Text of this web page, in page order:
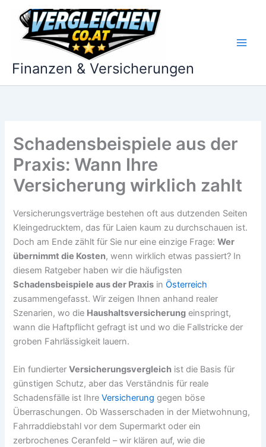
Inhalt
springen
Finanzen & Versicherungen
Schadensbeispiele aus der
Praxis: Wann Ihre
Versicherung wirklich zahlt
Versicherungsverträge bestehen oft aus dutzenden Seiten
Kleingedrucktem, das für Laien kaum zu durchschauen ist.
Doch am Ende zählt für Sie nur eine einzige Frage:Wer
übernimmt die Kosten, wenn wirklich etwas passiert? In
diesem Ratgeber haben wir die häufigsten
Schadensbeispiele aus der Praxis inÖsterreich
zusammengefasst. Wir zeigen Ihnen anhand realer
Szenarien, wo die Haushaltsversicherung einspringt,
wann die Haftpflicht gefragt ist und wo die Fallstricke der
groben Fahrlässigkeit lauern.
Ein fundierterVersicherungsvergleich ist die Basis für
günstigen Schutz, aber das Verständnis für reale
Schadensfälle ist IhreVersicherung gegen böse
Überraschungen. Ob Wasserschaden in der Mietwohnung,
Fahrraddiebstahl vor dem Supermarkt oder ein
zerbrochenes Ceranfeld – wir klären auf, wie die